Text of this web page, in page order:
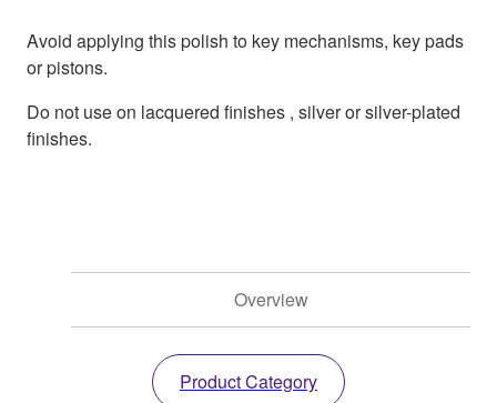
Avoid applying this polish to key mechanisms, key pads
or pistons.
Do not use on lacquered finishes , silver or silver-plated
finishes.
Overview
Product Category